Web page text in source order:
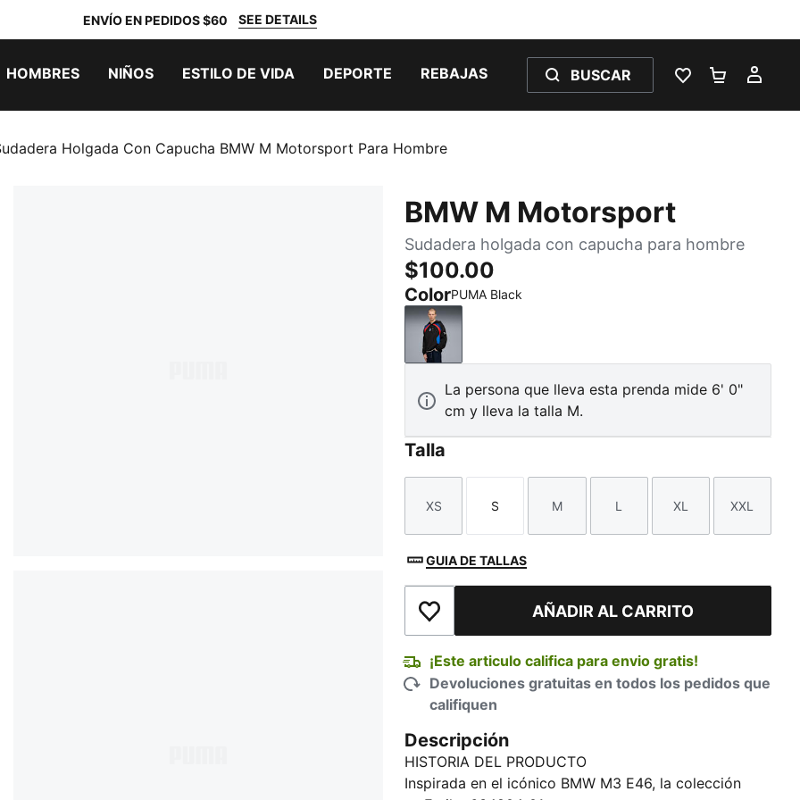
ENVÍO EN PEDIDOS $60 SEE DETAILS
HOMBRES NIÑOS ESTILO DE VIDA DEPORTE REBAJAS BUSCAR
LISTA DE
Holgada Con Capucha BMW M Motorsport Para Hombre
BMW M Motorsport
Sudadera holgada con capucha para hombre
$100.00
ColorPUMA Black
PUMA Black
La persona que lleva esta prenda mide 6' 0"
cm y lleva la talla M.
Talla
Talla
XS
Talla
S
Talla
M
Talla
L
Talla
XL
Talla
XXL
GUIA DE TALLAS
Añadir a la lista de deseosAÑADIR AL CARRITO
¡Este articulo califica para envio gratis!
Devoluciones gratuitas en todos los pedidos que
califiquen
Descripción
HISTORIA DEL PRODUCTO
Inspirada en el icónico BMW M3 E46, la colección